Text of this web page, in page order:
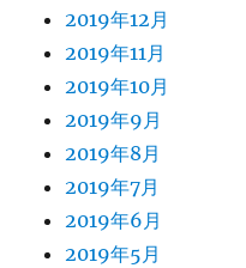
2019年12月
2019年11月
2019年10月
2019年9月
2019年8月
2019年7月
2019年6月
2019年5月